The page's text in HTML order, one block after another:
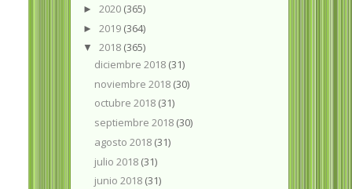
► 2020 (365)
► 2019 (364)
▼ 2018 (365)
diciembre 2018 (31)
noviembre 2018 (30)
octubre 2018 (31)
septiembre 2018 (30)
agosto 2018 (31)
julio 2018 (31)
junio 2018 (31)